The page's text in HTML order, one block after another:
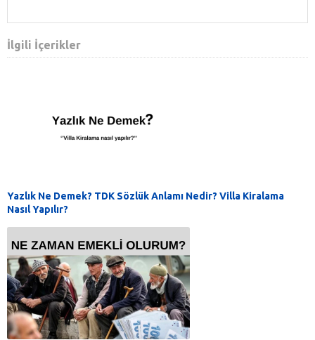
İlgili İçerikler
Yazlık Ne Demek? TDK Sözlük Anlamı Nedir? Villa Kiralama
Nasıl Yapılır?